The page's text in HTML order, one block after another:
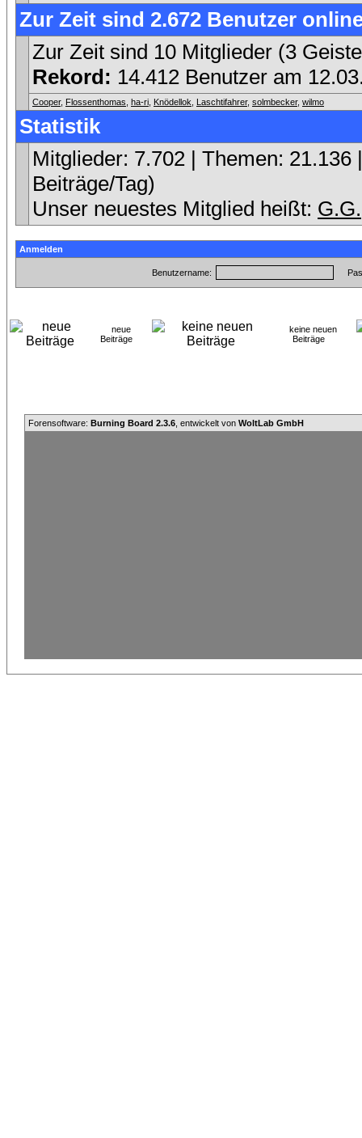
Zur Zeit sind 2.672 Benutzer
Zur Zeit sind 10 Mitglieder (3
Rekord: 14.412 Benutzer am
Cooper, Flossenthomas ha-ri Knödellok Laschtifahrer, solmbecker, wilmo
Statistik
Mitglieder: 7.702 | Themen:
Beiträge/Tag)
Unser neuestes Mitglied heißt: G.G.
Anmelden
Benutzername:
neue
Beiträge
keine neuen
Beiträge
Forensoftware: Burning Board 2.3.6 , entwickelt von WoltLab GmbH